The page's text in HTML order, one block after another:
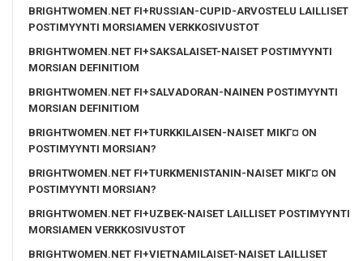
BRIGHTWOMEN.NET FI+RUSSIAN-CUPID-ARVOSTELU LAILLISET
POSTIMYYNTI MORSIAMEN VERKKOSIVUSTOT
BRIGHTWOMEN.NET FI+SAKSALAISET-NAISET POSTIMYYNTI
MORSIAN DEFINITIOM
BRIGHTWOMEN.NET FI+SALVADORAN-NAINEN POSTIMYYNTI
MORSIAN DEFINITIOM
BRIGHTWOMEN.NET FI+TURKKILAISEN-NAISET MIKГ¤ ON
POSTIMYYNTI MORSIAN?
BRIGHTWOMEN.NET FI+TURKMENISTANIN-NAISET MIKГ¤ ON
POSTIMYYNTI MORSIAN?
BRIGHTWOMEN.NET FI+UZBEK-NAISET LAILLISET POSTIMYYNTI
MORSIAMEN VERKKOSIVUSTOT
BRIGHTWOMEN.NET FI+VIETNAMILAISET-NAISET LAILLISET